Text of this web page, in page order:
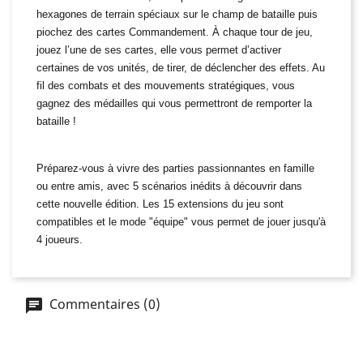
hexagones de terrain spéciaux sur le champ de bataille puis
piochez des cartes Commandement. À chaque tour de jeu,
jouez l’une de ses cartes, elle vous permet d’activer
certaines de vos unités, de tirer, de déclencher des effets. Au
fil des combats et des mouvements stratégiques, vous
gagnez des médailles qui vous permettront de remporter la
bataille !
Préparez-vous à vivre des parties passionnantes en famille
ou entre amis, avec 5 scénarios inédits à découvrir dans
cette nouvelle édition. Les 15 extensions du jeu sont
compatibles et le mode "équipe" vous permet de jouer jusqu'à
4 joueurs.
Commentaires (0)